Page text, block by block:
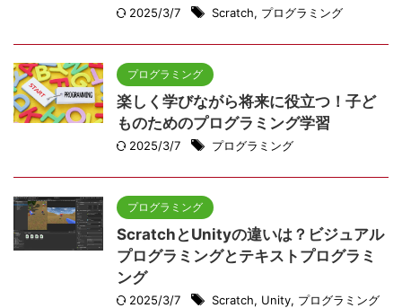
2025/3/7 Scratch, プログラミング
プログラミング
楽しく学びながら将来に役立つ！子ど
ものためのプログラミング学習
2025/3/7 プログラミング
プログラミング
ScratchとUnityの違いは？ビジュアル
プログラミングとテキストプログラミ
ング
2025/3/7 Scratch, Unity, プログラミング